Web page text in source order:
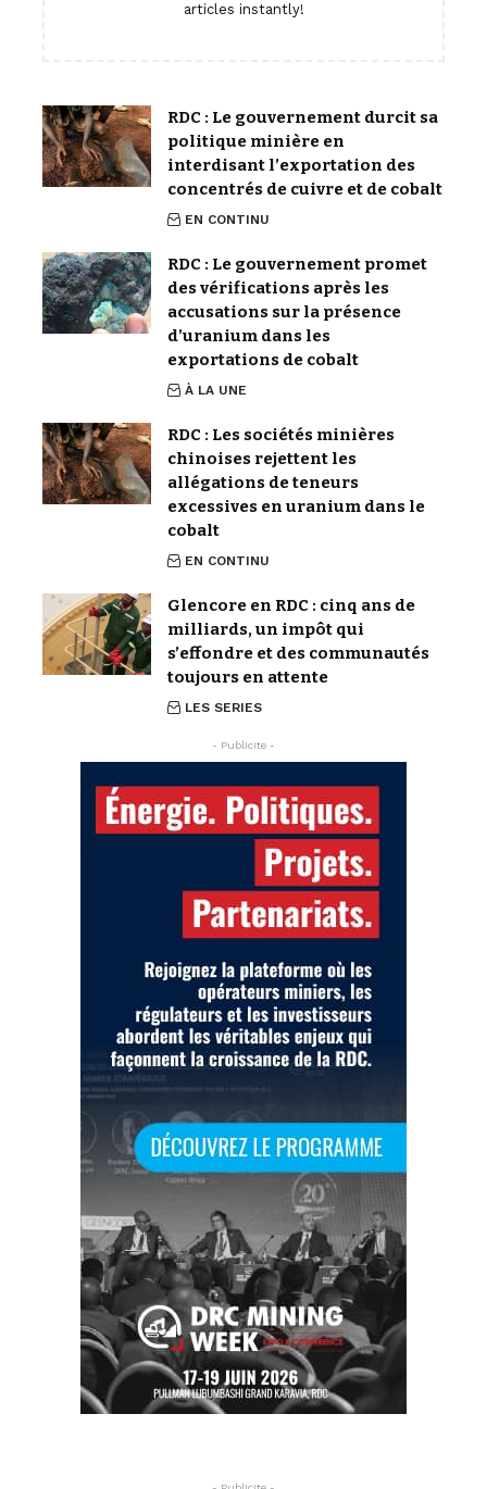
articles instantly!
RDC : Le gouvernement durcit sa
politique minière en
interdisant l’exportation des
concentrés de cuivre et de cobalt
EN CONTINU
RDC : Le gouvernement promet
des vérifications après les
accusations sur la présence
d’uranium dans les
exportations de cobalt
À LA UNE
RDC : Les sociétés minières
chinoises rejettent les
allégations de teneurs
excessives en uranium dans le
cobalt
EN CONTINU
Glencore en RDC : cinq ans de
milliards, un impôt qui
s’effondre et des communautés
toujours en attente
LES SERIES
- Publicite -